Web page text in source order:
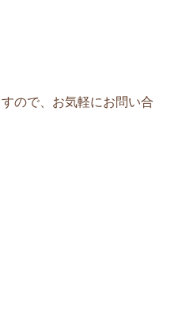
ので、お気軽にお問い合